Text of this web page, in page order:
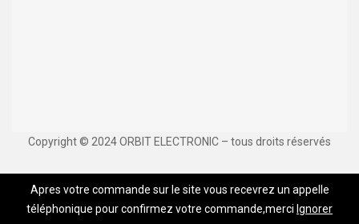
Copyright © 2024 ORBIT ELECTRONIC – tous droits réservés
Apres votre commande sur le site vous recevrez un appelle
téléphonique pour confirmez votre commande,merci Ignorer